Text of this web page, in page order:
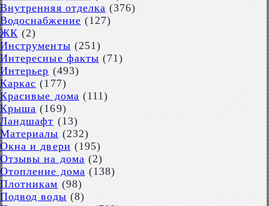
Внутренняя отделка (376)
Водоснабжение (127)
ЖК (2)
Инструменты (251)
Интересные факты (71)
Интерьер (493)
Каркас (177)
Красивые дома (111)
Крыша (169)
Ландшафт (13)
Материалы (232)
Окна и двери (195)
Отзывы на дома (2)
Отопление дома (138)
Плотникам (98)
Подвод воды (8)